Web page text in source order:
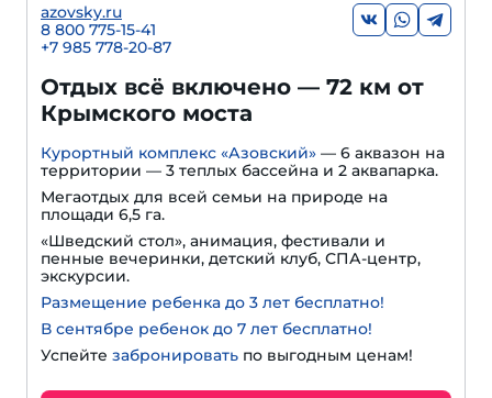
azovsky.ru
8 800 775-15-41
+7 985 778-20-87
Отдых всё включено — 72 км от
Крымского моста
Курортный комплекс «Азовский» — 6 аквазон на
территории — 3 теплых бассейна и 2 аквапарка.
Мегаотдых для всей семьи на природе на
площади 6,5 га.
«Шведский стол», анимация, фестивали и
пенные вечеринки, детский клуб, СПА-центр,
экскурсии.
Размещение ребенка до 3 лет бесплатно!
В сентябре ребенок до 7 лет бесплатно!
Успейте забронировать по выгодным ценам!